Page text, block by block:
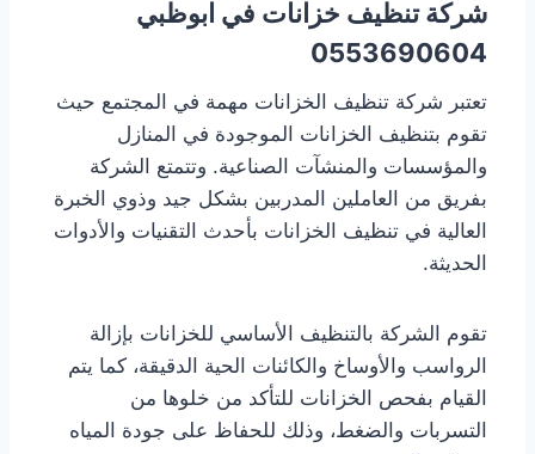
شركة تنظيف خزانات في ابوظبي
0553690604
تعتبر شركة تنظيف الخزانات مهمة في المجتمع حيث
تقوم بتنظيف الخزانات الموجودة في المنازل
والمؤسسات والمنشآت الصناعية. وتتمتع الشركة
بفريق من العاملين المدربين بشكل جيد وذوي الخبرة
العالية في تنظيف الخزانات بأحدث التقنيات والأدوات
الحديثة.
تقوم الشركة بالتنظيف الأساسي للخزانات بإزالة
الرواسب والأوساخ والكائنات الحية الدقيقة، كما يتم
القيام بفحص الخزانات للتأكد من خلوها من
التسربات والضغط، وذلك للحفاظ على جودة المياه